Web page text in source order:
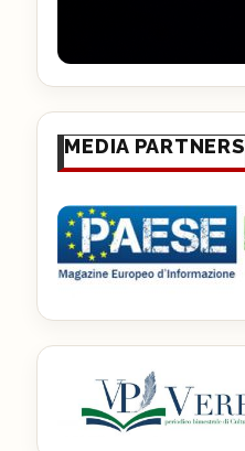
MEDIA PARTNERS